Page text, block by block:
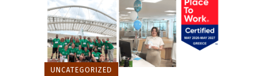
UNCATEGORIZED